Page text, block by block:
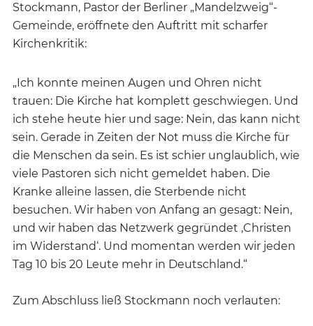
Stockmann, Pastor der Berliner „Mandelzweig“-
Gemeinde, eröffnete den Auftritt mit scharfer
Kirchenkritik:
„Ich konnte meinen Augen und Ohren nicht
trauen: Die Kirche hat komplett geschwiegen. Und
ich stehe heute hier und sage: Nein, das kann nicht
sein. Gerade in Zeiten der Not muss die Kirche für
die Menschen da sein. Es ist schier unglaublich, wie
viele Pastoren sich nicht gemeldet haben. Die
Kranke alleine lassen, die Sterbende nicht
besuchen. Wir haben von Anfang an gesagt: Nein,
und wir haben das Netzwerk gegründet ‚Christen
im Widerstand‘. Und momentan werden wir jeden
Tag 10 bis 20 Leute mehr in Deutschland.“
Zum Abschluss ließ Stockmann noch verlauten: